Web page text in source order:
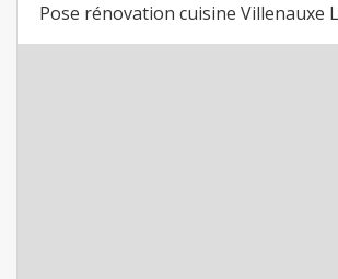
Pose rénovation cuisine Villenauxe